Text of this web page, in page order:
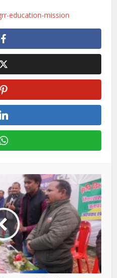
education-mission